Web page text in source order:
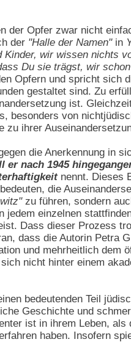
der Opfer zwar nicht
der "Halle der Namen"in
Kinder, wir wissen nichts
Du sie trägst, wir
Opfern und spricht
gestaltet sind. Zu
ist.
besonders von
zu ihrer
die Anerkennung in
er nach 1945
nennt. Dieses
die
zu führen, sondern
einzelnen
Dass dieser Prozess
dass die Autorin Petra
und mehrheitlich dem
nicht hinter einem
bedeutenden Teil
Geschichte und
ist in ihrem Leben,
haben. Insofern